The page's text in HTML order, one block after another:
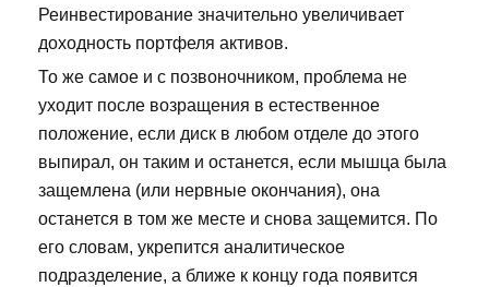
Реинвестирование значительно увеличивает
доходность портфеля активов.
То же самое и с позвоночником, проблема не
уходит после возращения в естественное
положение, если диск в любом отделе до этого
выпирал, он таким и останется, если мышца была
защемлена (или нервные окончания), она
останется в том же месте и снова защемится. По
его словам, укрепится аналитическое
подразделение, а ближе к концу года появится